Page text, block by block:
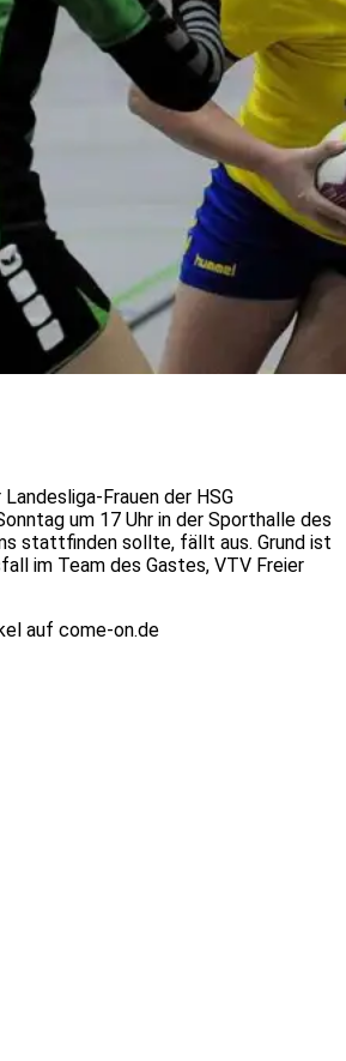
Frauen der HSG
um 17 Uhr in der Sporthalle des
stattfinden sollte, fällt aus. Grund ist
im Team des Gastes, VTV Freier
auf come-on.de